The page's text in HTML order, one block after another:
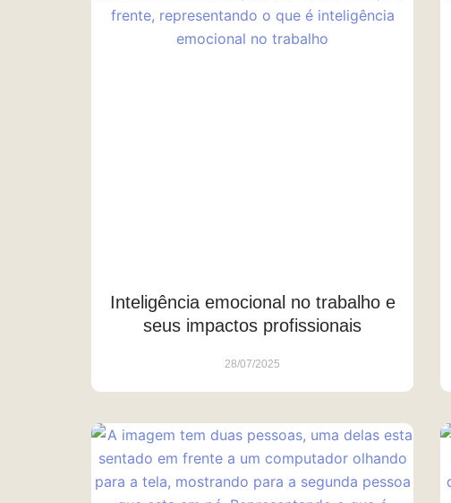
Inteligência emocional no trabalho e
seus impactos profissionais
28/07/2025